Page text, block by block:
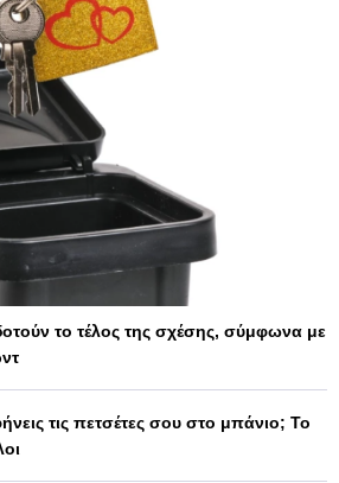
το τέλος της σχέσης, σύμφωνα με
τις πετσέτες σου στο μπάνιο; Το